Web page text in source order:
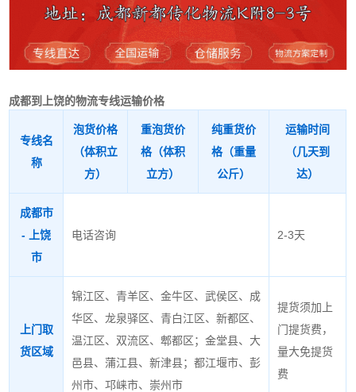
成都到上饶的物流专线运输价格
专线名
称
泡货价格
（体积立
方）
重泡货价
格（体积
立方）
纯重货价
格（重量
公斤）
运输时间
（几天到
达）
成都市
- 上饶
市
电话咨询 2-3天
上门取
货区域
锦江区、青羊区、金牛区、武侯区、成
华区、龙泉驿区、青白江区、新都区、
温江区、双流区、郫都区；金堂县、大
邑县、蒲江县、新津县；都江堰市、彭
州市、邛崃市、崇州市
提货须加上
门提货费，
量大免提货
费